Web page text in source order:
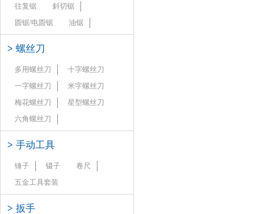
往复锯
斜切锯
圆锯/电圆锯
油锯
> 螺丝刀
多用螺丝刀
十字螺丝刀
一字螺丝刀
米字螺丝刀
梅花螺丝刀
星型螺丝刀
六角螺丝刀
> 手动工具
锤子 镊子
卷尺
五金工具套装
> 扳手